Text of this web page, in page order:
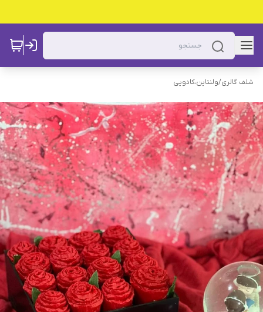
شلف گالری/ولنتاین،کادویی